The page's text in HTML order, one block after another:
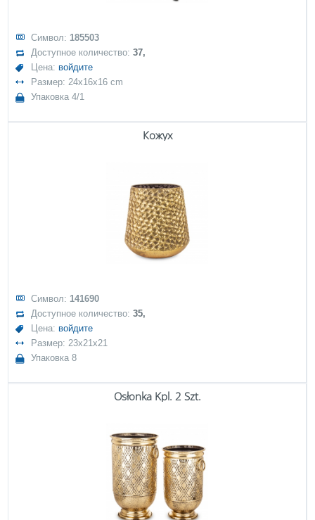
Символ: 185503
Доступное количество:37,
Цена: войдите
Размер: 24x16x16 cm
Упаковка 4/1
Кожух
Символ: 141690
Доступное количество:35,
Цена: войдите
Размер: 23x21x21
Упаковка 8
Osłonka Kpl. 2 Szt.